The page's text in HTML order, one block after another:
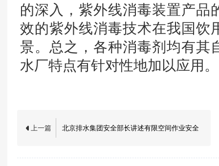
的深入，紫外线消毒装置产品
效的紫外线消毒技术在我国饮
景。总之，各种消毒剂均有其
水厂特点有针对性地加以应用。
上一篇 北京排水集团安全部长讲述有限空间作业安全